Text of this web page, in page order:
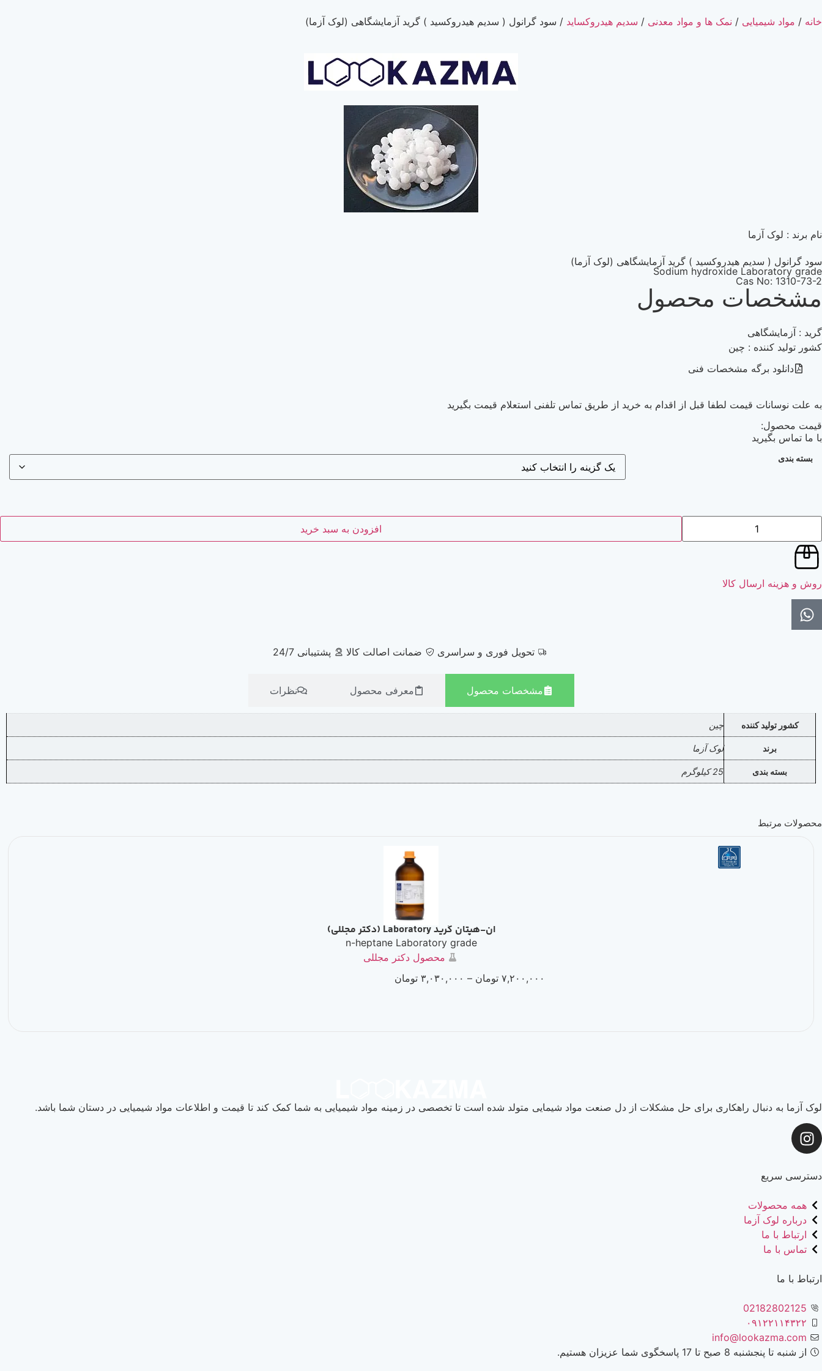
خانه / مواد شیمیایی / نمک ها و مواد معدنی / سدیم هیدروکساید / سود گرانول ( سدیم هیدروکسید ) گرید آزمایشگاهی (لوک آزما)
نام برند : لوک آزما
سود گرانول ( سدیم هیدروکسید ) گرید آزمایشگاهی (لوک آزما)
Sodium hydroxide Laboratory grade
Cas No: 1310-73-2
مشخصات محصول
گرید : آزمایشگاهی
کشور تولید کننده : چین
دانلود برگه مشخصات فنی
به علت نوسانات قیمت لطفا قبل از اقدام به خرید از طریق تماس تلفنی استعلام قیمت بگیرید
قیمت محصول:
با ما تماس بگیرید
بسته بندی
افزودن به سبد خرید
روش و هزینه ارسال کالا
تحویل فوری و سراسری ضمانت اصالت کالا پشتیبانی 24/7
مشخصات محصول معرفی محصول نظرات
کشور تولید کننده چین
برند لوک آزما
بسته بندی 25 کیلوگرم
محصولات مرتبط
ان-هپتان گرید Laboratory (دکتر مجللی)
n-heptane Laboratory grade
محصول دکتر مجللی
۷,۲۰۰,۰۰۰ تومان – ۳,۰۳۰,۰۰۰ تومان
لوک آزما به دنبال راهکاری برای حل مشکلات از دل صنعت مواد شیمایی متولد شده است تا تخصصی در زمینه مواد شیمیایی به شما کمک کند تا قیمت و اطلاعات مواد شیمیایی در دستان شما باشد.
دسترسی سریع
همه محصولات
درباره لوک آزما
ارتباط با ما
تماس با ما
ارتباط با ما
02182802125
۰۹۱۲۲۱۱۴۳۲۲
info@lookazma.com
از شنبه تا پنجشنبه 8 صبح تا 17 پاسخگوی شما عزیزان هستیم.